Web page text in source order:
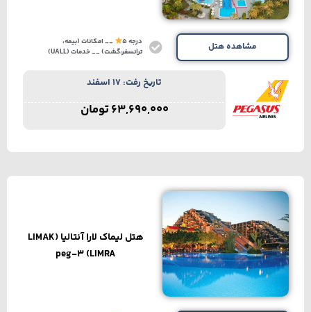
مشاهده هتل درجه 5
__ امکانات (بیمه،
ترانسفر،گشت) __ خدمات (UALL)
تاریخ رفت: 17 اسفند
63,690,000تومان
هتل لیماک لارا آنتالیا (LIMAK
LIMRA) peg-3